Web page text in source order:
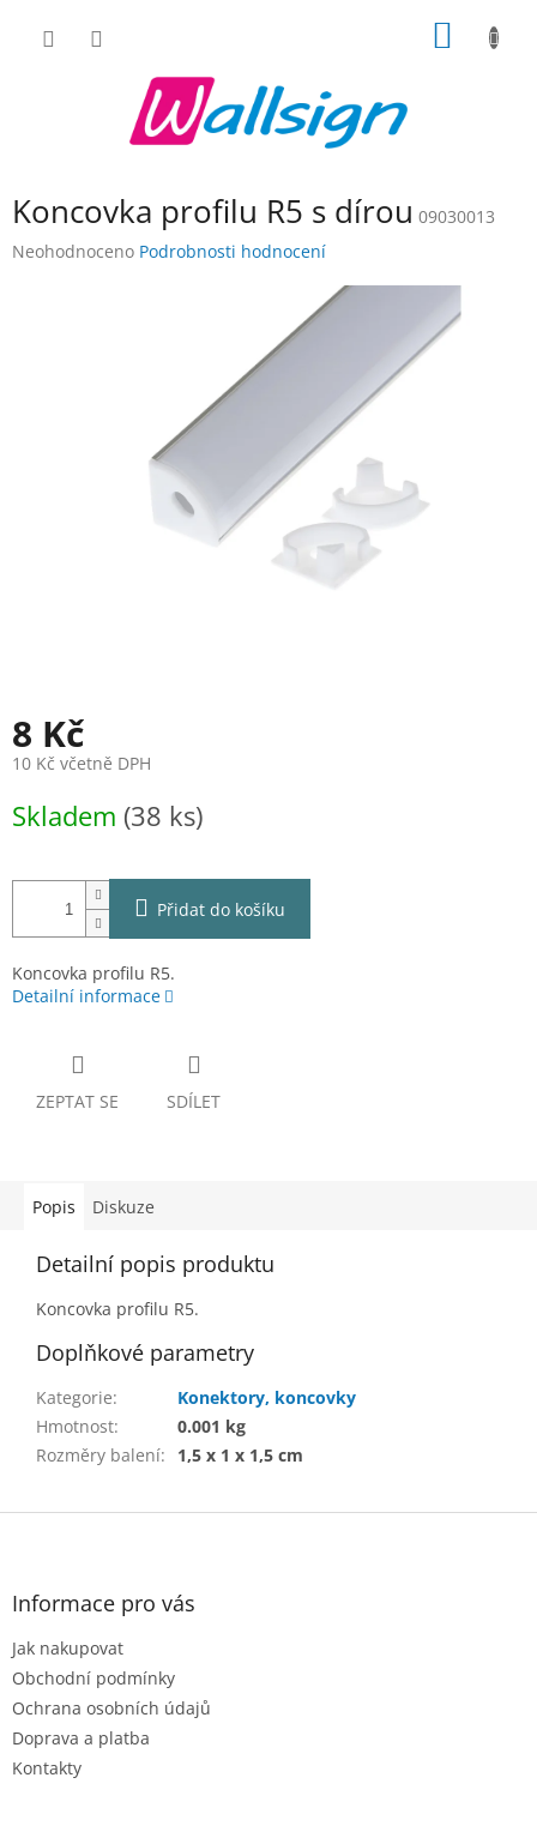
Koncovka profilu R5 s dírou 09030013
Průměrné
Neohodnoceno Podrobnosti hodnocení
8 Kč
10 Kč včetně DPH
cena:
Skladem (38 ks)
Přidat do košíku
Koncovka profilu R5.
Detailní informace
ZEPTAT SE SDÍLET
Popis Diskuze
Detailní popis produktu
Koncovka profilu R5.
Doplňkové parametry
Kategorie:
Konektory, koncovky
Hmotnost:
0.001 kg
Rozměry balení: 1,5 x 1 x 1,5 cm
Z
Informace pro vás
Jak nakupovat
Obchodní podmínky
Ochrana osobních údajů
Doprava a platba
Kontakty